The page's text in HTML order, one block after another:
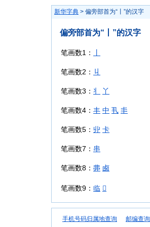
新华字典 > 偏旁部首为“丨”的汉字
偏旁部首为“丨”的汉字
笔画数1：
笔画数2： 丩
笔画数3： 丬 丫
笔画数4： 丰 中 丮 丯
笔画数5： 丱 卡
笔画数7： 串
笔画数8： 丳 卥
笔画数9： 临 
手机号码归属地查询 邮编查询